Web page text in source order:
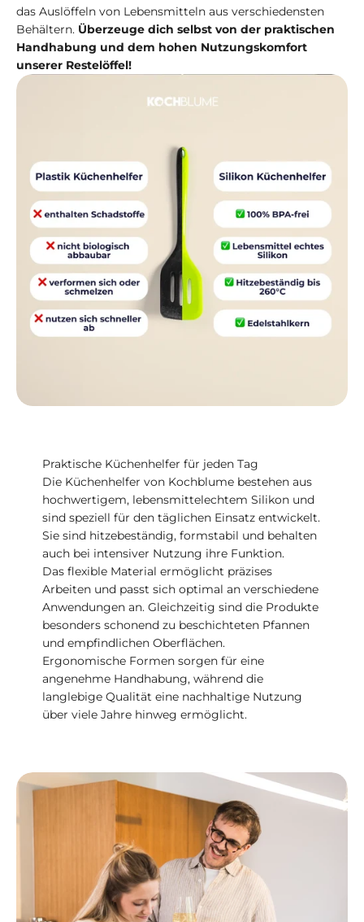
das Auslöffeln von Lebensmitteln aus verschiedensten
Behältern. Überzeuge dich selbst von der praktischen
Handhabung und dem hohen Nutzungskomfort
unserer Restelöffel!
Praktische Küchenhelfer für jeden Tag
Die Küchenhelfer von Kochblume bestehen aus
hochwertigem, lebensmittelechtem Silikon und
sind speziell für den täglichen Einsatz entwickelt.
Sie sind hitzebeständig, formstabil und behalten
auch bei intensiver Nutzung ihre Funktion.
Das flexible Material ermöglicht präzises
Arbeiten und passt sich optimal an verschiedene
Anwendungen an. Gleichzeitig sind die Produkte
besonders schonend zu beschichteten Pfannen
und empfindlichen Oberflächen.
Ergonomische Formen sorgen für eine
angenehme Handhabung, während die
langlebige Qualität eine nachhaltige Nutzung
über viele Jahre hinweg ermöglicht.